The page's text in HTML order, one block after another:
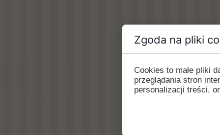
Zgoda na pliki
Cookies to małe pliki
przeglądania stron
personalizacji treści,